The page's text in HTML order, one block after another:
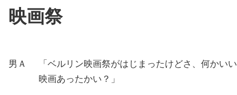
映画祭
男Ａ
「ベルリン映画祭がはじまったけどさ、何かいい
映画あったかい？」